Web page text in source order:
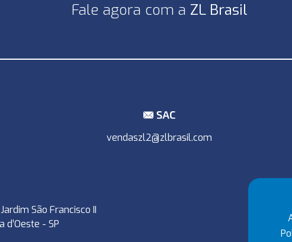
Fale agora com a ZL Brasil
vendaszl2@zlbrasil.com
São Francisco II
d’Oeste - SP